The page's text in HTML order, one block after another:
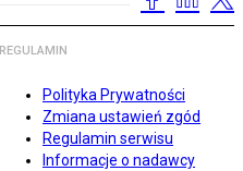
REGULAMIN
Polityka Prywatności
Zmiana ustawień zgód
Regulamin serwisu
Informacje o nadawcy